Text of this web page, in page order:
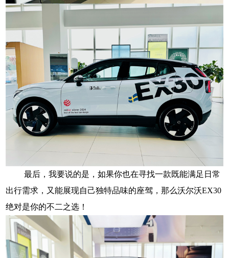
最后，我要说的是，如果你也在寻找一款既能满足日常
出行需求，又能展现自己独特品味的座驾，那么沃尔沃EX30
绝对是你的不二之选！